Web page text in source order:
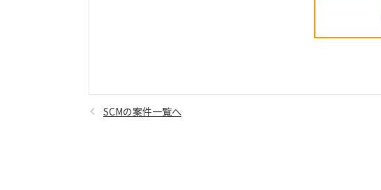
SCMの案件一覧へ